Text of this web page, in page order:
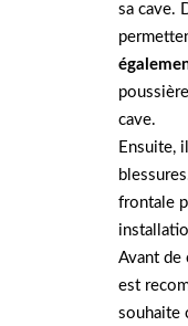
sa cave.
cave.
Ensuite, il
frontale
Avant de
est
souhaite